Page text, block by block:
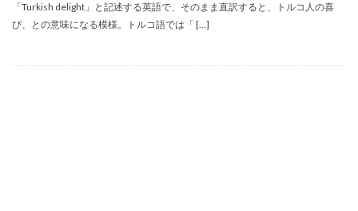
「Turkish delight」と記述する英語で、そのまま直訳すると、トルコ人の喜
び、との意味になる模様。トルコ語では「 […]